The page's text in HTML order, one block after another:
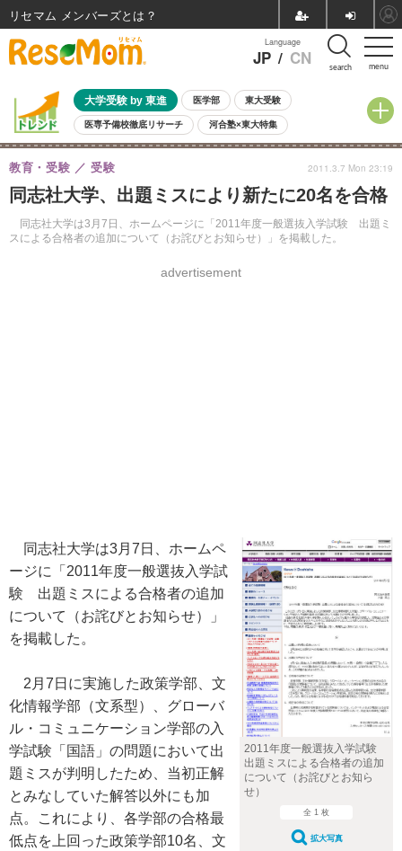
menu
Language
JP / CN search
大学受験 by 東進 医学部 東大受験
医専予備校徹底リサーチ 河合塾×東大特集
親子で考える大学選び 高校受験 中学受験 小学校受験
共通テスト 夏休み
8月開催イベント・WS 全国公立高校 過去問 人気記事
自由研究教材（小学生向け） 自由研究教材（中学生向け） ランキング
同志社大学、出題ミスにより新たに20名を合格
同志社大学は3月7日、ホームページに「2011年度一般選抜入学試験 出題ミ
スによる合格者の追加について（お詫びとお知らせ）」を掲載した。
教育・受験 受験
advertisement
2011.3.7 Mon 23:19
2011年度一般選抜入学試験
出題ミスによる合格者の追加
について（お詫びとお知ら
せ）
全 1 枚
拡大写真
同志社大学は3月7日、ホームペ
ージに「2011年度一般選抜入学試
験 出題ミスによる合格者の追加
について（お詫びとお知らせ）」
を掲載した。
2月7日に実施した政策学部、文
化情報学部（文系型）、グローバ
ル・コミュニケーション学部の入
学試験「国語」の問題において出
題ミスが判明したため、当初正解
とみなしていた解答以外にも加
点。これにより、各学部の合格最
低点を上回った政策学部10名、文
リセマム メンバーズ